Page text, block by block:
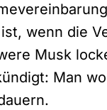
wenn die
Musk
Man